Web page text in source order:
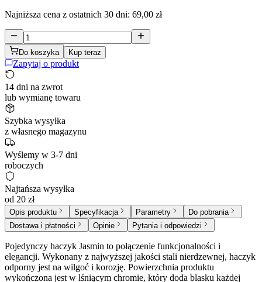
Najniższa cena z ostatnich 30 dni: 69,00 zł
Do koszyka Kup teraz
Zapytaj o produkt
14 dni na zwrot
lub wymianę towaru
Szybka wysyłka
z własnego magazynu
Wyślemy w 3-7 dni
roboczych
Najtańsza wysyłka
od 20 zł
Opis produktu Specyfikacja Parametry
Do pobrania
Dostawa i płatności
Opinie Pytania i odpowiedzi
Pojedynczy haczyk Jasmin to połączenie funkcjonalności i
elegancji. Wykonany z najwyższej jakości stali nierdzewnej, haczyk
odporny jest na wilgoć i korozję. Powierzchnia produktu
wykończona jest w lśniącym chromie, który doda blasku każdej